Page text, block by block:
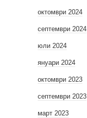
октомври 2024
септември 2024
юли 2024
януари 2024
октомври 2023
септември 2023
март 2023